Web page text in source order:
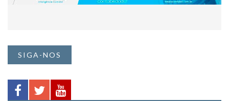
SIGA-NOS